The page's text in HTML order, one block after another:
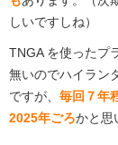
しいですしね）
TNGA を使ったプ
無いのでハイラン
ですが、 毎回７年
2025年ごろかと思